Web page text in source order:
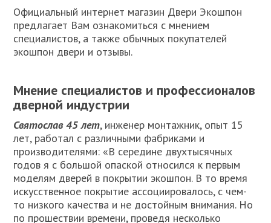
Официальный интернет магазин Двери Экошпон
предлагает Вам ознакомиться с мнением
специалистов, а также обычных покупателей
экошпон двери и отзывы.
Мнение специалистов и профессионалов
дверной индустрии
Святослав 45 лет, инженер монтажник, опыт 15
лет, работал с различными фабриками и
производителями: «В середине двухтысячных
годов я с большой опаской относился к первым
моделям дверей в покрытии экошпон. В то время
искусственное покрытие ассоциировалось, с чем-
то низкого качества и не достойным внимания. Но
по прошествии времени, проведя несколько